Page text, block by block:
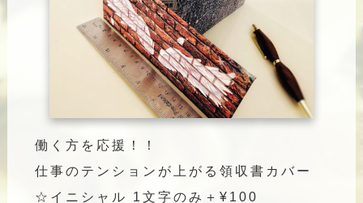
働く方を応援！！
仕事のテンションが上がる領収書カバー
☆イニシャル 1文字のみ＋¥100